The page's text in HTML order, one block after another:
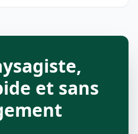
et sans